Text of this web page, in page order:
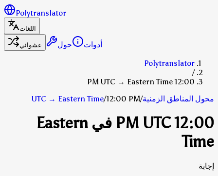
Polytranslator
اللغات
عشوائي
أدوات
حول
Polytranslator
/
12:00 PM UTC → Eastern Time
محول المناطق الزمنية/
UTC → Eastern Time/12:00 PM
12:00 PM UTC في Eastern
Time
إجابة